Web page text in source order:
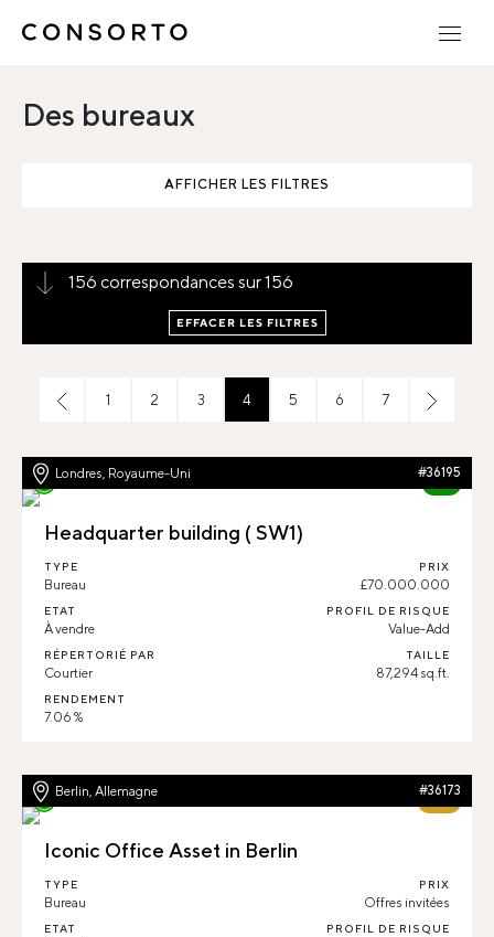
Des bureaux
AFFICHER LES FILTRES
156 correspondances sur 156
EFFACER LES FILTRES
1 2 3 4 5 6 7
Londres, Royaume-Uni #36195
Headquarter building ( SW1)
TYPE
Bureau
ETAT
À vendre
RÉPERTORIÉ PAR
Courtier
RENDEMENT
7.06 %
PRIX
£70.000.000
PROFIL DE RISQUE
Value-Add
TAILLE
87,294 sq.ft.
Berlin, Allemagne #36173
Iconic Office Asset in Berlin
TYPE
Bureau
ETAT
PRIX
Offres invitées
PROFIL DE RISQUE